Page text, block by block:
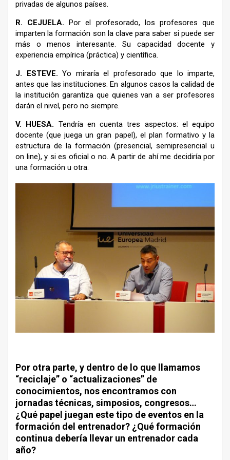
privadas de algunos países.
R. CEJUELA.Por el profesorado, los profesores que
imparten la formación son la clave para saber si puede ser
más o menos interesante. Su capacidad docente y
experiencia empírica (práctica) y científica.
J. ESTEVE. Yo miraría el profesorado que lo imparte,
antes que las instituciones. En algunos casos la calidad de
la institución garantiza que quienes van a ser profesores
darán el nivel, pero no siempre.
V. HUESA. Tendría en cuenta tres aspectos: el equipo
docente (que juega un gran papel), el plan formativo y la
estructura de la formación (presencial, semipresencial u
on line), y si es oficial o no. A partir de ahí me decidiría por
una formación u otra.
Por otra parte, y dentro de lo que llamamos
“reciclaje” o “actualizaciones” de
conocimientos, nos encontramos con
jornadas técnicas, simposios, congresos…
¿Qué papel juegan este tipo de eventos en la
formación del entrenador? ¿Qué formación
continua debería llevar un entrenador cada
año?